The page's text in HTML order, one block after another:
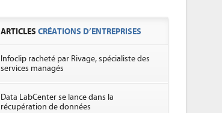
ARTICLESCRÉATIONS D’ENTREPRISES
Infoclip racheté par Rivage, spécialiste des
services managés
Data LabCenter se lance dans la
récupération de données